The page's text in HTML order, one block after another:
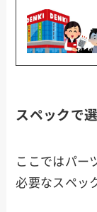
スペックで
ここではパー
必要なスペッ